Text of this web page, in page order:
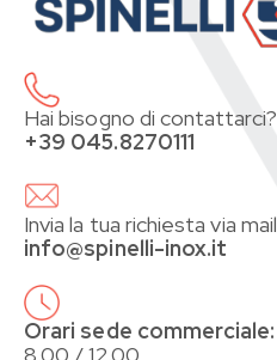
Hai bisogno di contattarci?
+39 045.8270111
Invia la tua richiesta via mail
info@spinelli-inox.it
Orari sede commerciale:
8.00 / 12.00